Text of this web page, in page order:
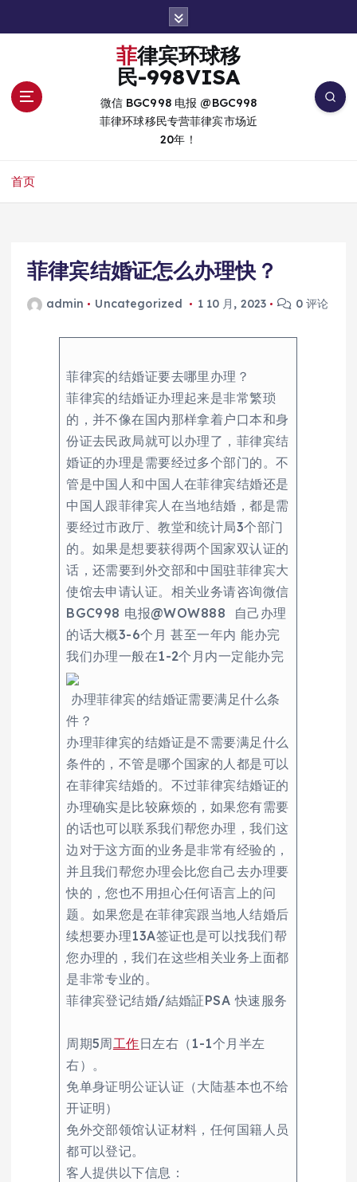
菲律宾环球移
民-998VISA
微信 BGC998 电报 @BGC998
菲律环球移民专营菲律宾市场近
20年！
首页
菲律宾结婚证怎么办理快？
admin Uncategorized 1 10 月, 2023 0 评论
菲律宾的结婚证要去哪里办理？
菲律宾的结婚证办理起来是非常繁琐
的，并不像在国内那样拿着户口本和身
份证去民政局就可以办理了，菲律宾结
婚证的办理是需要经过多个部门的。不
管是中国人和中国人在菲律宾结婚还是
中国人跟菲律宾人在当地结婚，都是需
要经过市政厅、教堂和统计局3个部门
的。如果是想要获得两个国家双认证的
话，还需要到外交部和中国驻菲律宾大
使馆去申请认证。相关业务请咨询微信
BGC998 电报@WOW888 自己办理
的话大概3-6个月 甚至一年内 能办完
我们办理一般在1-2个月内一定能办完
办理菲律宾的结婚证需要满足什么条
件？
办理菲律宾的结婚证是不需要满足什么
条件的，不管是哪个国家的人都是可以
在菲律宾结婚的。不过菲律宾结婚证的
办理确实是比较麻烦的，如果您有需要
的话也可以联系我们帮您办理，我们这
边对于这方面的业务是非常有经验的，
并且我们帮您办理会比您自己去办理要
快的，您也不用担心任何语言上的问
题。如果您是在菲律宾跟当地人结婚后
续想要办理13A签证也是可以找我们帮
您办理的，我们在这些相关业务上面都
是非常专业的。
菲律宾登记结婚/結婚証PSA 快速服务
周期5周工作日左右（1-1个月半左
右）。
免单身证明公证认证（大陆基本也不给
开证明）
免外交部领馆认证材料，任何国籍人员
都可以登记。
客人提供以下信息：